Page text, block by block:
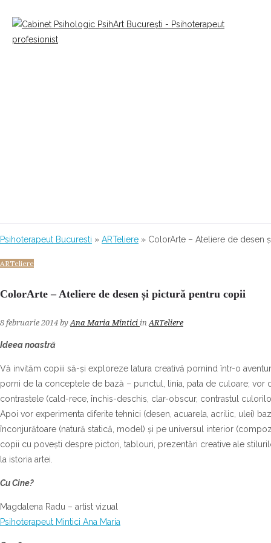
Psihoterapeut Bucuresti » ARTeliere » ColorArte – Ateliere de desen
ARTeliere
ColorArte – Ateliere de desen și pictură pentru copii
8 februarie 2014 by Ana Maria Mintici in ARTeliere
Ideea noastră
Vă invităm copiii să-și exploreze latura creativă pornind într-o
porni de la conceptele de bază – punctul, linia, pata de culoare;
contrastele (cald-rece, închis-deschis, clar-obscur, contrastul
Apoi vor experimenta diferite tehnici (desen, acuarela, acrilic, ulei)
înconjurătoare (natură statică, model) și pe universul interior
copii cu povești despre pictori, tablouri, prezentări creative ale
la istoria artei.
Cu Cine?
Magdalena Radu – artist vizual
Psihoterapeut Mintici Ana Maria